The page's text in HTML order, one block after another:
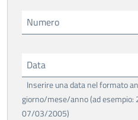
Numero
Data
Inserire una data nel formato
giorno/mese/anno (ad
07/03/2005)